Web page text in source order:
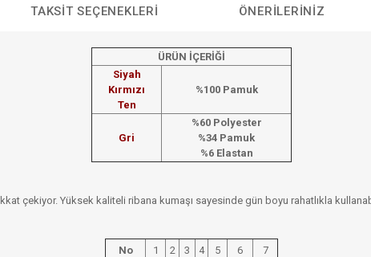
TAKSIT SEÇENEKLERI ÖNERILERINIZ
ÜRÜN İÇERİĞİ
Siyah
Kırmızı
Ten
%100 Pamuk
Gri
%60 Polyester
%34 Pamuk
%6 Elastan
çekiyor. Yüksek kaliteli ribana kumaşı sayesinde gün boyu rahatlıkla
No 1 2 3 4 5 6
7